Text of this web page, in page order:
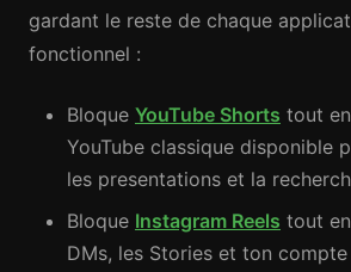
gardant le reste de chaque
fonctionnel :
Bloque YouTube Shorts tout
YouTube classique disponible
les presentations et la
Bloque Instagram Reels tout
DMs, les Stories et ton